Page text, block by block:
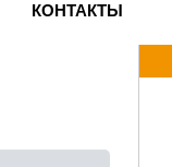
КОНТАКТЫ